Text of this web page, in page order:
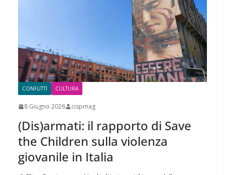
CONFLITTI CULTURA
8 Giugno 2026 cispmag
(Dis)armati: il rapporto di Save
the Children sulla violenza
giovanile in Italia